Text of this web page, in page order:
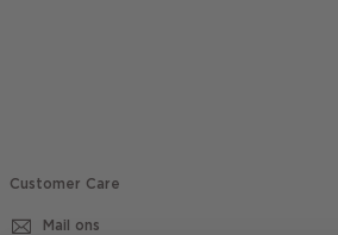
Customer Care
Mail ons